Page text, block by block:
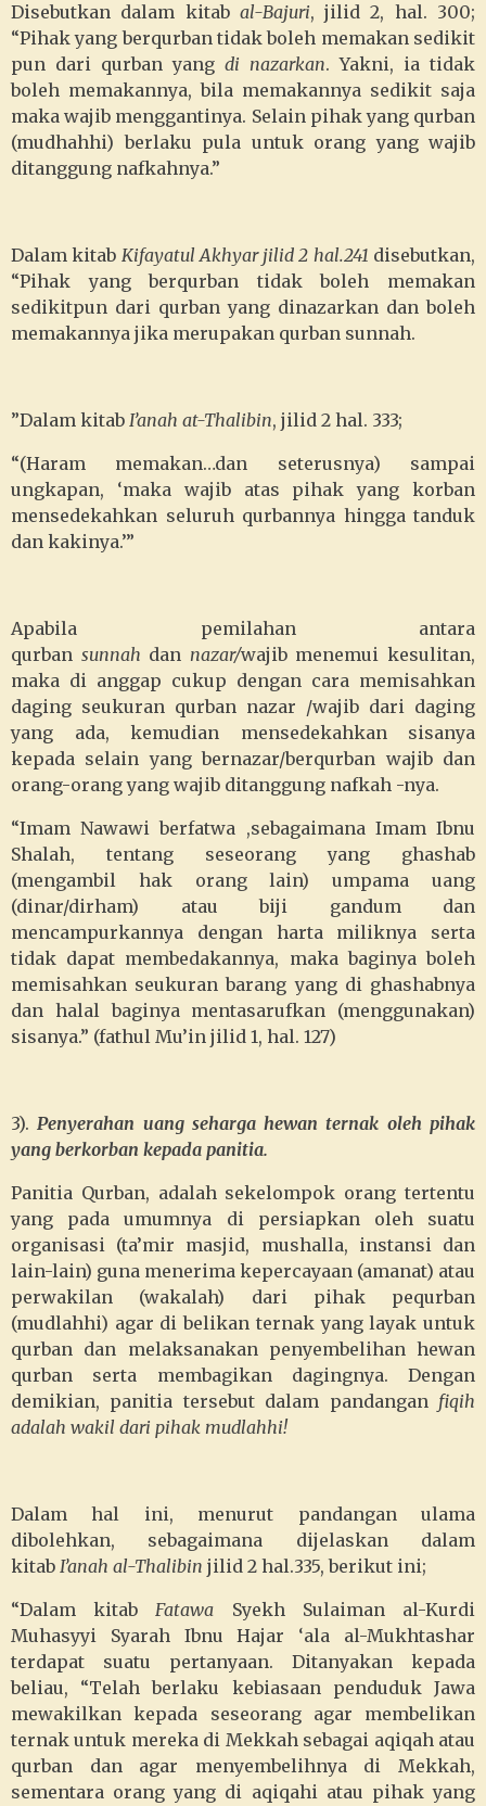
Disebutkan dalam kitab al-Bajuri, jilid 2, hal. 300;
“Pihak yang berqurban tidak boleh memakan sedikit
pun dari qurban yang di nazarkan. Yakni, ia tidak
boleh memakannya, bila memakannya sedikit saja
maka wajib menggantinya. Selain pihak yang qurban
(mudhahhi) berlaku pula untuk orang yang wajib
ditanggung nafkahnya.”
Dalam kitab Kifayatul Akhyar jilid 2 hal.241 disebutkan,
“Pihak yang berqurban tidak boleh memakan
sedikitpun dari qurban yang dinazarkan dan boleh
memakannya jika merupakan qurban sunnah.
”Dalam kitab I’anah at-Thalibin, jilid 2 hal. 333;
“(Haram memakan…dan seterusnya) sampai
ungkapan, ‘maka wajib atas pihak yang korban
mensedekahkan seluruh qurbannya hingga tanduk
dan kakinya.’”
Apabila pemilahan antara
qurban sunnah dan nazar/wajib menemui kesulitan,
maka di anggap cukup dengan cara memisahkan
daging seukuran qurban nazar /wajib dari daging
yang ada, kemudian mensedekahkan sisanya
kepada selain yang bernazar/berqurban wajib dan
orang-orang yang wajib ditanggung nafkah -nya.
“Imam Nawawi berfatwa ,sebagaimana Imam Ibnu
Shalah, tentang seseorang yang ghashab
(mengambil hak orang lain) umpama uang
(dinar/dirham) atau biji gandum dan
mencampurkannya dengan harta miliknya serta
tidak dapat membedakannya, maka baginya boleh
memisahkan seukuran barang yang di ghashabnya
dan halal baginya mentasarufkan (menggunakan)
sisanya.” (fathul Mu’in jilid 1, hal. 127)
3). Penyerahan uang seharga hewan ternak oleh pihak
yang berkorban kepada panitia.
Panitia Qurban, adalah sekelompok orang tertentu
yang pada umumnya di persiapkan oleh suatu
organisasi (ta’mir masjid, mushalla, instansi dan
lain-lain) guna menerima kepercayaan (amanat) atau
perwakilan (wakalah) dari pihak pequrban
(mudlahhi) agar di belikan ternak yang layak untuk
qurban dan melaksanakan penyembelihan hewan
qurban serta membagikan dagingnya. Dengan
demikian, panitia tersebut dalam pandangan fiqih
adalah wakil dari pihak mudlahhi!
Dalam hal ini, menurut pandangan ulama
dibolehkan, sebagaimana dijelaskan dalam
kitab I’anah al-Thalibin jilid 2 hal.335, berikut ini;
“Dalam kitab
Fatawa
Syekh Sulaiman al-Kurdi
Muhasyyi Syarah Ibnu Hajar ‘ala al-Mukhtashar
terdapat suatu pertanyaan. Ditanyakan kepada
beliau, “Telah berlaku kebiasaan penduduk Jawa
mewakilkan kepada seseorang agar membelikan
ternak untuk mereka di Mekkah sebagai aqiqah atau
qurban dan agar menyembelihnya di Mekkah,
sementara orang yang di aqiqahi atau pihak yang